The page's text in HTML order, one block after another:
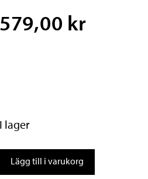
579,00 kr
I lager
Shimano
Lägg till i varukorg